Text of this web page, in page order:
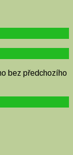
bez předchozího